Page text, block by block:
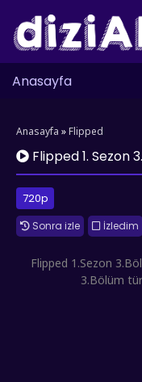
Anasayfa
Anasayfa »Flipped
Flipped 1. Sezon
720p
Sonra izle İzledim
Flipped 1.Sezon
3.Bölüm